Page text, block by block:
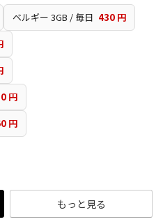
ベルギー 3GB / 毎日 430 円
円
円
もっと見る